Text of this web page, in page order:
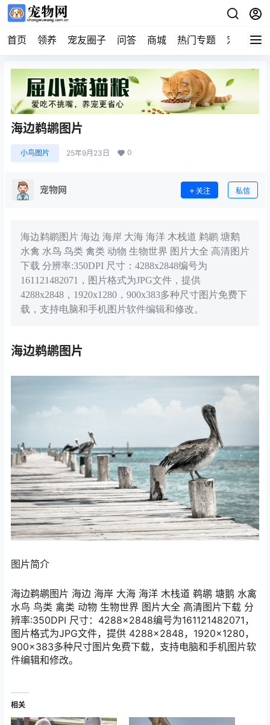
首页 领养 宠友圈子 问答 商城 热门专题 宠物企业
海边鹈鹕图片
小鸟图片 25年9月23日 0
宠物网 关注 私信
海边鹈鹕图片 海边 海岸 大海 海洋 木栈道 鹈鹕 塘鹅
水禽 水鸟 鸟类 禽类 动物 生物世界 图片大全 高清图片
下载 分辨率:350DPI 尺寸：4288x2848编号为
161121482071，图片格式为JPG文件，提供
4288x2848，1920x1280，900x383多种尺寸图片免费下
载，支持电脑和手机图片软件编辑和修改。
海边鹈鹕图片
图片简介
海边鹈鹕图片 海边 海岸 大海 海洋 木栈道 鹈鹕 塘鹅 水禽
水鸟 鸟类 禽类 动物 生物世界 图片大全 高清图片下载 分
辨率:350DPI 尺寸：4288×2848编号为161121482071，
图片格式为JPG文件，提供 4288×2848，1920×1280，
900×383多种尺寸图片免费下载，支持电脑和手机图片软
件编辑和修改。
相关